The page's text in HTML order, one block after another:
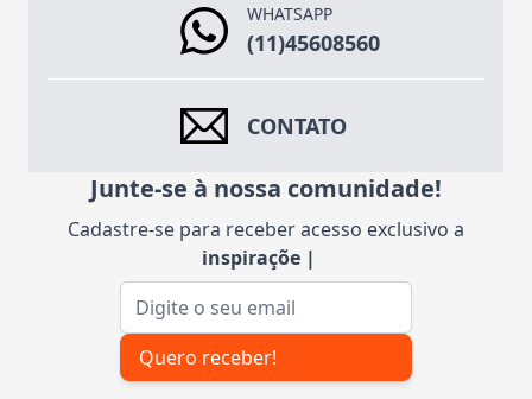
WHATSAPP
(11)45608560
CONTATO
Junte-se à nossa comunidade!
Cadastre-se para receber acesso exclusivo a
inspirações
Endereço de e-mail
Quero receber!